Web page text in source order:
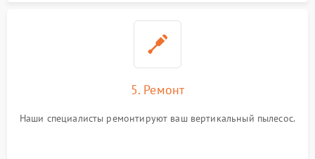
5. Ремонт
Наши специалисты ремонтируют ваш вертикальный пылесос.